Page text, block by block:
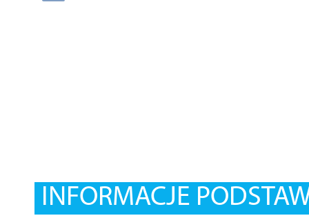
INFORMACJE